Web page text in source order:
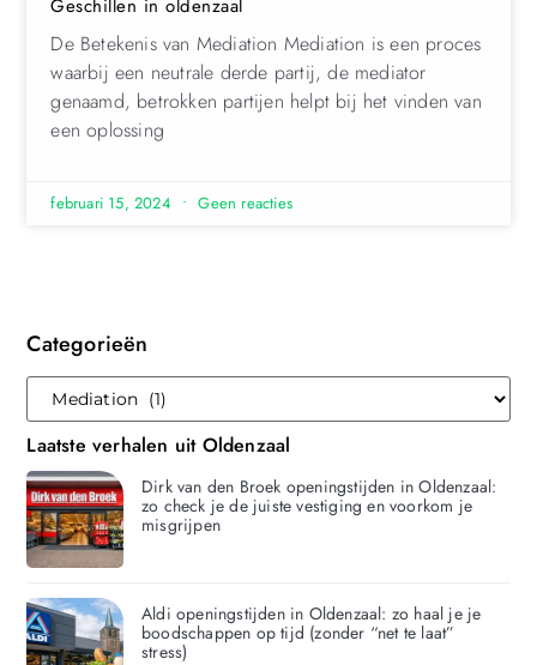
Geschillen in oldenzaal
De Betekenis van Mediation Mediation is een proces
waarbij een neutrale derde partij, de mediator
genaamd, betrokken partijen helpt bij het vinden van
een oplossing
februari 15, 2024 Geen reacties
Categorieën
Laatste verhalen uit Oldenzaal
Dirk van den Broek openingstijden in Oldenzaal:
zo check je de juiste vestiging en voorkom je
misgrijpen
Aldi openingstijden in Oldenzaal: zo haal je je
boodschappen op tijd (zonder “net te laat”
stress)